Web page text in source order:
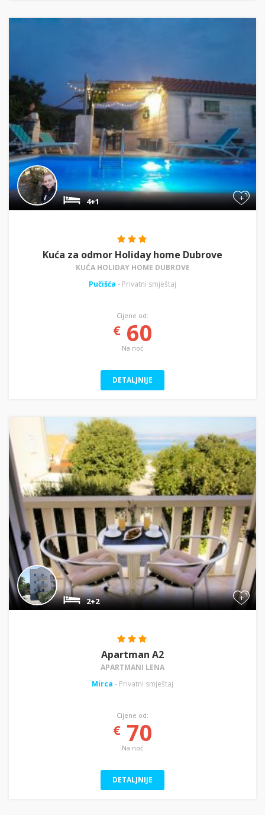
+
4+1
Kuća za odmor Holiday home Dubrove
KUĆA HOLIDAY HOME DUBROVE
Pučišća - Privatni smještaj
Cijene od:
€60
Na noć
DETALJNIJE
+
2+2
Apartman A2
APARTMANI LENA
Mirca - Privatni smještaj
Cijene od:
€70
Na noć
DETALJNIJE